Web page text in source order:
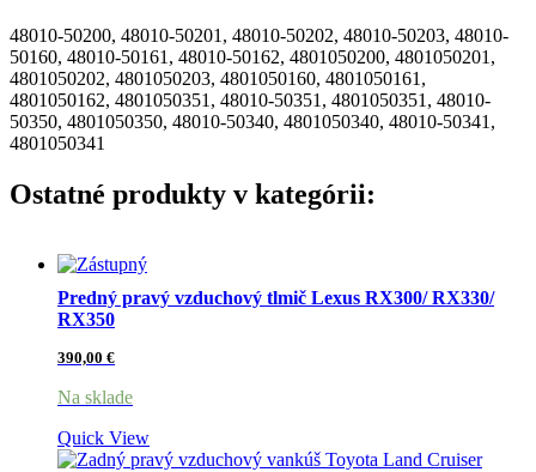
48010-50200, 48010-50201, 48010-50202, 48010-50203, 48010-
50160, 48010-50161, 48010-50162, 4801050200, 4801050201,
4801050202, 4801050203, 4801050160, 4801050161,
4801050162, 4801050351, 48010-50351, 4801050351, 48010-
50350, 4801050350, 48010-50340, 4801050340, 48010-50341,
4801050341
Ostatné produkty v kategórii:
Predný pravý vzduchový tlmič Lexus RX300/ RX330/
RX350
390,00 €
Na sklade
Quick View